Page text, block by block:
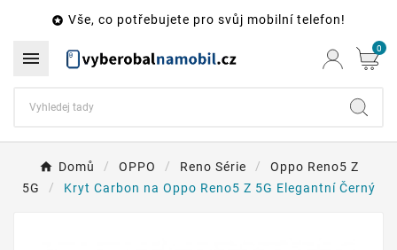
 Vše, co potřebujete pro svůj mobilní telefon!
 0
Domů OPPO Reno Série
Oppo Reno5 Z
5G
Kryt Carbon na Oppo Reno5 Z 5G Elegantní Černý